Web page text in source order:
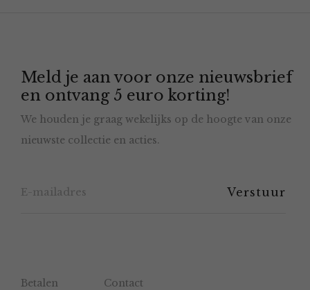
Meld je aan voor onze nieuwsbrief
en ontvang 5 euro korting!
We houden je graag wekelijks op de hoogte van onze
nieuwste collectie en acties.
Betalen Contact